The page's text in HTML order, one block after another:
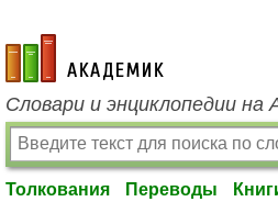
academic.ru
Словари и энциклопедии на
Толкования Переводы